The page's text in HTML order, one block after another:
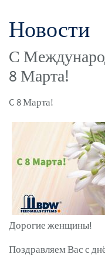
Новости
С
8 Марта!
C 8 Марта!
Дорогие женщины!
Поздравляем Вас с